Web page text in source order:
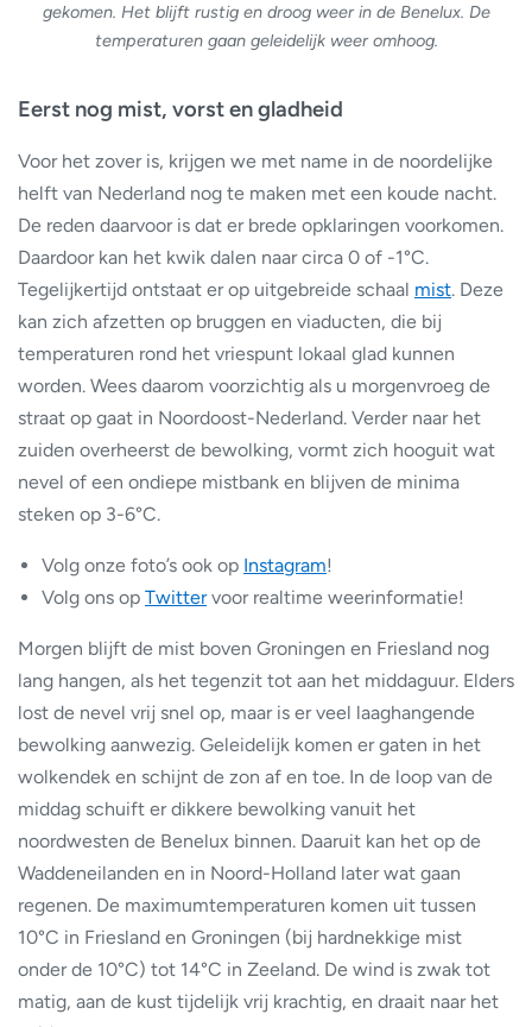
gekomen. Het blijft rustig en droog weer in de Benelux. De
temperaturen gaan geleidelijk weer omhoog.
Eerst nog mist, vorst en gladheid
Voor het zover is, krijgen we met name in de noordelijke
helft van Nederland nog te maken met een koude nacht.
De reden daarvoor is dat er brede opklaringen voorkomen.
Daardoor kan het kwik dalen naar circa 0 of -1°C.
Tegelijkertijd ontstaat er op uitgebreide schaal mist. Deze
kan zich afzetten op bruggen en viaducten, die bij
temperaturen rond het vriespunt lokaal glad kunnen
worden. Wees daarom voorzichtig als u morgenvroeg de
straat op gaat in Noordoost-Nederland. Verder naar het
zuiden overheerst de bewolking, vormt zich hooguit wat
nevel of een ondiepe mistbank en blijven de minima
steken op 3-6°C.
Volg onze foto’s ook op Instagram!
Volg ons op Twittervoor realtime weerinformatie!
Morgen blijft de mist boven Groningen en Friesland nog
lang hangen, als het tegenzit tot aan het middaguur. Elders
lost de nevel vrij snel op, maar is er veel laaghangende
bewolking aanwezig. Geleidelijk komen er gaten in het
wolkendek en schijnt de zon af en toe. In de loop van de
middag schuift er dikkere bewolking vanuit het
noordwesten de Benelux binnen. Daaruit kan het op de
Waddeneilanden en in Noord-Holland later wat gaan
regenen. De maximumtemperaturen komen uit tussen
10°C in Friesland en Groningen (bij hardnekkige mist
onder de 10°C) tot 14°C in Zeeland. De wind is zwak tot
matig, aan de kust tijdelijk vrij krachtig, en draait naar het